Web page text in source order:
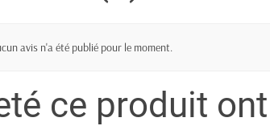
avis n'a été publié pour le moment.
ce produit